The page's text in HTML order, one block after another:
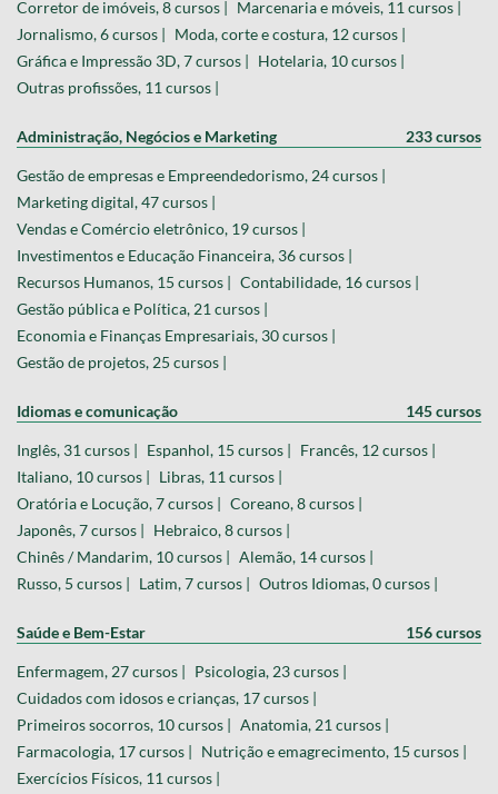
Corretor de imóveis, 8 cursos |
Marcenaria e móveis, 11 cursos |
Jornalismo, 6 cursos |
Moda, corte e costura, 12 cursos |
Gráfica e Impressão 3D, 7 cursos |
Hotelaria, 10 cursos |
Outras profissões, 11 cursos |
Administração, Negócios e Marketing 233 cursos
Gestão de empresas e Empreendedorismo, 24 cursos |
Marketing digital, 47 cursos |
Vendas e Comércio eletrônico, 19 cursos |
Investimentos e Educação Financeira, 36 cursos |
Recursos Humanos, 15 cursos |
Contabilidade, 16 cursos |
Gestão pública e Política, 21 cursos |
Economia e Finanças Empresariais, 30 cursos |
Gestão de projetos, 25 cursos |
Idiomas e comunicação 145 cursos
Inglês, 31 cursos | Espanhol, 15 cursos |
Francês, 12 cursos |
Italiano, 10 cursos |
Libras, 11 cursos |
Oratória e Locução, 7 cursos |
Coreano, 8 cursos |
Japonês, 7 cursos |
Hebraico, 8 cursos |
Chinês / Mandarim, 10 cursos |
Alemão, 14 cursos |
Russo, 5 cursos |
Latim, 7 cursos | Outros Idiomas, 0 cursos |
Saúde e Bem-Estar 156 cursos
Enfermagem, 27 cursos |
Psicologia, 23 cursos |
Cuidados com idosos e crianças, 17 cursos |
Primeiros socorros, 10 cursos |
Anatomia, 21 cursos |
Farmacologia, 17 cursos |
Nutrição e emagrecimento, 15 cursos |
Exercícios Físicos, 11 cursos |